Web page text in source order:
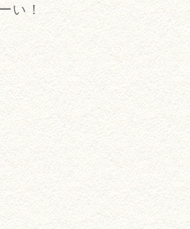
い！